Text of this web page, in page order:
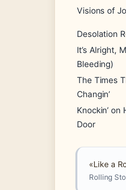
Visions of
Desolation
It’s Alright,
Bleeding)
The Times
Changin’
Knockin’ on
Door
«Like a
Rolling